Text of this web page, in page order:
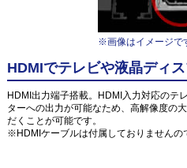
※画像はイメージで
HDMIでテレビや液晶ディ
HDMI出力端子搭載。HDMI入力対応のテ
ターへの出力が可能なため、高解像度の
だくことが可能です。
※HDMIケーブルは付属しておりませんの